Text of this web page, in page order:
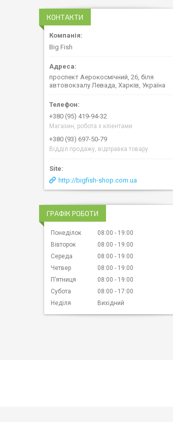
КОНТАКТИ
Big Fish
проспект Аерокосмічний, 26, біля
автовокзалу Левада, Харків, Україна
+380 (95) 419-94-32
Магазин, робота з кліентами
+380 (93) 697-50-79
Відділ продажу, відправка товару
http://bigfish-shop.com.ua
ГРАФІК РОБОТИ
Понеділок 08:00
19:00
Вівторок
08:00
19:00
Середа
08:00
19:00
Четвер
08:00
19:00
Пʼятниця
08:00
19:00
Субота
08:00
17:00
Неділя
Вихідний